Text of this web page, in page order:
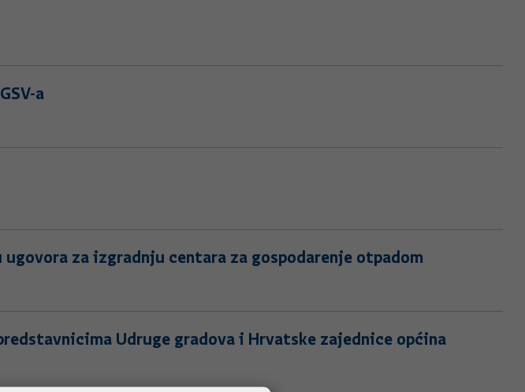
a
ugovora za izgradnju centara za gospodarenje otpadom
Udruge gradova i Hrvatske zajednice općina